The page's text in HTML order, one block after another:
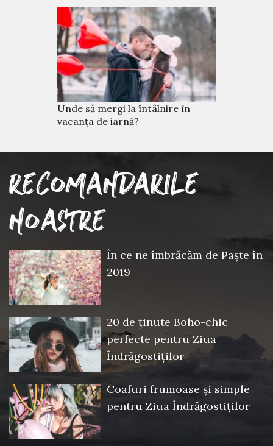
Unde să mergi la întâlnire în
vacanța de iarnă?
RECOMANDARILE
NOASTRE
În ce ne îmbrăcăm de Paște în
2019
20 de ținute Boho-chic
perfecte pentru Ziua
Îndrăgostiților
Coafuri frumoase și simple
pentru Ziua Îndrăgostiților